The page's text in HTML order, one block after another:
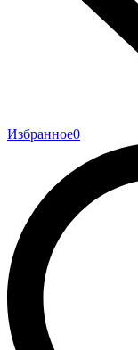
Избранное0